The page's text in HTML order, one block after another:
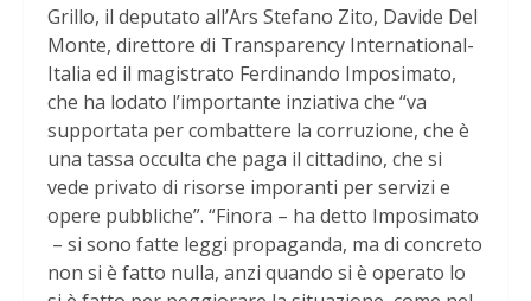
Grillo, il deputato all’Ars Stefano Zito, Davide Del
Monte, direttore di Transparency International-
Italia ed il magistrato Ferdinando Imposimato,
che ha lodato l’importante inziativa che “va
supportata per combattere la corruzione, che è
una tassa occulta che paga il cittadino, che si
vede privato di risorse imporanti per servizi e
opere pubbliche”. “Finora – ha detto Imposimato
– si sono fatte leggi propaganda, ma di concreto
non si è fatto nulla, anzi quando si è operato lo